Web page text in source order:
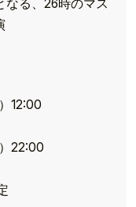
なる、26時のマス
12:00
22:00